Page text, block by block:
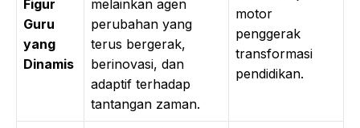
Figur
Guru
yang
Dinamis
melainkan agen
perubahan yang
terus bergerak,
berinovasi, dan
adaptif terhadap
tantangan zaman.
motor
penggerak
transformasi
pendidikan.